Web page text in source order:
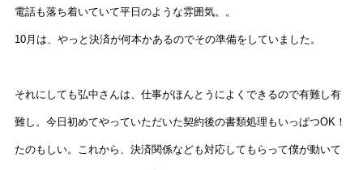
電話も落ち着いていて平日のような雰囲気。。
10月は、やっと決済が何本かあるのでその準備をしていました。
それにしても弘中さんは、仕事がほんとうによくできるので有難し有
難し。今日初めてやっていただいた契約後の書類処理もいっぱつOK！
たのもしい。これから、決済関係なども対応してもらって僕が動いて